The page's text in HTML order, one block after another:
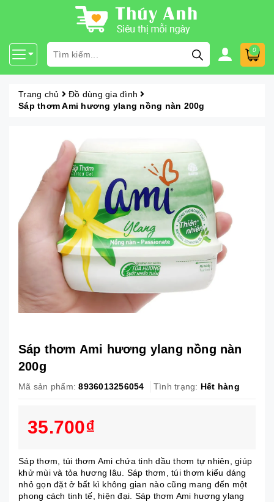
0
Trang chủ
Đồ dùng gia đình
Sáp thơm Ami hương ylang nồng nàn 200g
Sáp thơm Ami hương ylang nồng nàn
200g
Mã sản phẩm: 8936013256054 Tình trạng: Hết hàng
35.700₫
Sáp thơm, túi thơm Ami chứa tinh dầu thơm tự nhiên, giúp
khử mùi và tỏa hương lâu. Sáp thơm, túi thơm kiểu dáng
nhỏ gọn đặt ở bất kì không gian nào cũng mang đến một
phong cách tinh tế, hiện đại. Sáp thơm Ami hương ylang